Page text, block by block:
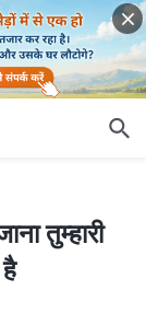
है
तुम्हारी